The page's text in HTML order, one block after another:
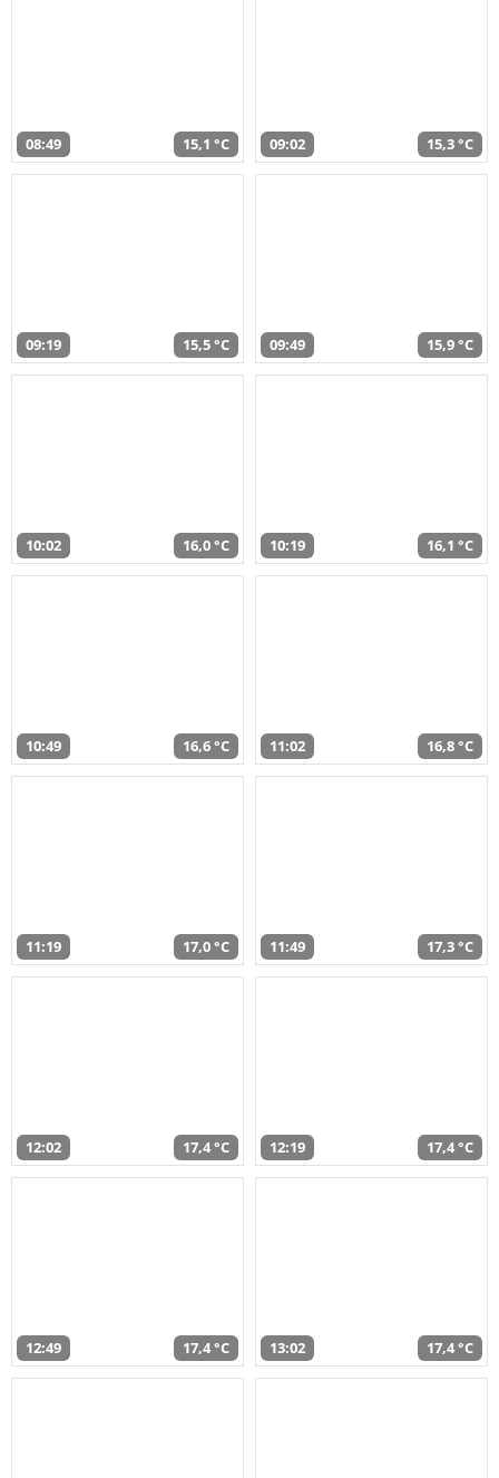
08:49 15,1 °C 09:02 15,3 °C
09:19 15,5 °C 09:49 15,9 °C
10:02 16,0 °C 10:19 16,1 °C
10:49 16,6 °C 11:02 16,8 °C
11:19 17,0 °C 11:49 17,3 °C
12:02 17,4 °C 12:19 17,4 °C
12:49 17,4 °C 13:02 17,4 °C